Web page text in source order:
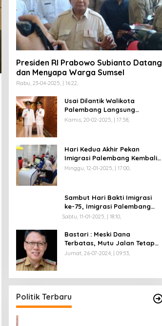
Presiden RI Prabowo Subianto Datang
dan Menyapa Warga Sumsel
Rabu, 23-04-2025, | 16:22,
Usai Dilantik Walikota
Palembang Langsung
Mengikuti Retreat di
Kamis, 20-02-2025, | 17:58,
Hari Kedua Akhir Pekan
Imigrasi Palembang Kembali
Dilayani
Minggu, 12-01-2025, | 17:00,
Sambut Hari Bakti Imigrasi
ke-75, Imigrasi Palembang
Buka Paspor Simpatik Akhir
Sabtu, 11-01-2025, | 18:10,
Bastari : Meski Dana
Terbatas, Mutu Jalan Tetap
Diprioritaskan !
Jumat, 26-07-2024, | 09:53,
Politik Terbaru
Anggota Koalisi Ojol Palembang
Menggelar Deklarasi Pilkada
Damai 2024
Di Politik | Senin, 04-11-2024, | 18:58,